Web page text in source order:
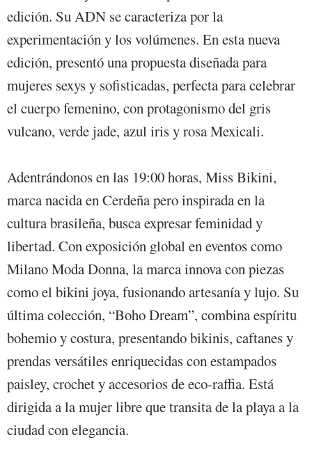
edición. Su ADN se caracteriza por la
experimentación y los volúmenes. En esta nueva
edición, presentó una propuesta diseñada para
mujeres sexys y sofisticadas, perfecta para celebrar
el cuerpo femenino, con protagonismo del gris
vulcano, verde jade, azul iris y rosa Mexicali.
Adentrándonos en las 19:00 horas, Miss Bikini,
marca nacida en Cerdeña pero inspirada en la
cultura brasileña, busca expresar feminidad y
libertad. Con exposición global en eventos como
Milano Moda Donna, la marca innova con piezas
como el bikini joya, fusionando artesanía y lujo. Su
última colección, “Boho Dream”, combina espíritu
bohemio y costura, presentando bikinis, caftanes y
prendas versátiles enriquecidas con estampados
paisley, crochet y accesorios de eco-raffia. Está
dirigida a la mujer libre que transita de la playa a la
ciudad con elegancia.